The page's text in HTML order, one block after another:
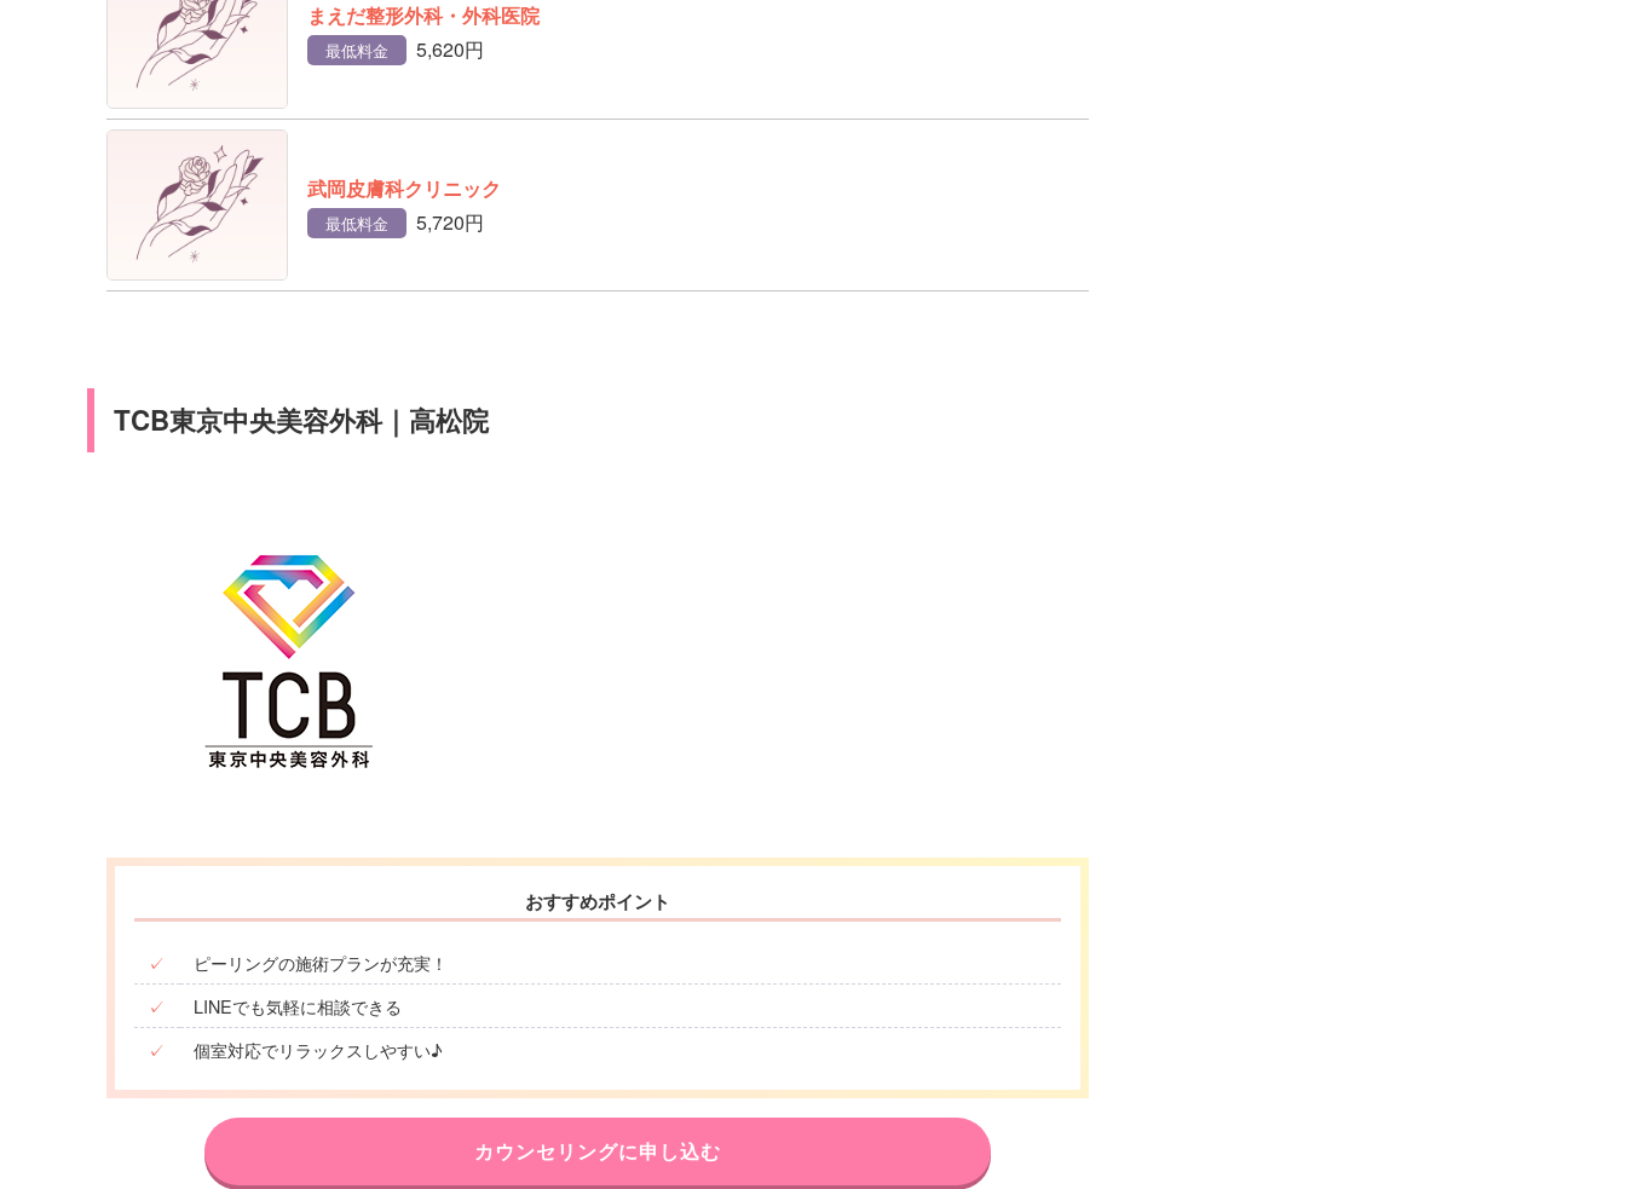
まえだ整形外科・外科医院
最低料金 5,620円
武岡皮膚科クリニック
最低料金 5,720円
TCB東京中央美容外科｜高松院
おすすめポイント
✓
ピーリングの施術プランが充実！
✓
LINEでも気軽に相談できる
✓
個室対応でリラックスしやすい♪
カウンセリングに申し込む